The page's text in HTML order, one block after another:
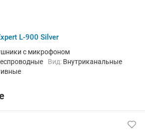
L-900 Silver
с микрофоном
Вид: Внутриканальные